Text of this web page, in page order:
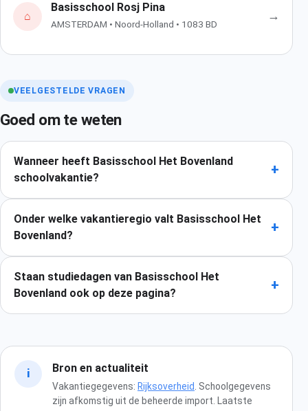
⌂
Basisschool Rosj Pina
AMSTERDAM • Noord-Holland • 1083 BD
→
VEELGESTELDE VRAGEN
Goed om te weten
Wanneer heeft Basisschool Het Bovenland
schoolvakantie?
+
Onder welke vakantieregio valt Basisschool Het
Bovenland?
+
Staan studiedagen van Basisschool Het
Bovenland ook op deze pagina?
+
i Bron en actualiteit
Vakantiegegevens: Rijksoverheid . Schoolgegevens
zijn afkomstig uit de beheerde import. Laatste